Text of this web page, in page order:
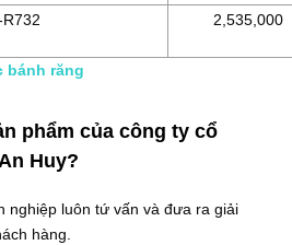
R732 2,535,000
bánh răng
phẩm của công ty cổ
Huy?
nghiệp luôn tứ vấn và đưa ra giải
hàng.